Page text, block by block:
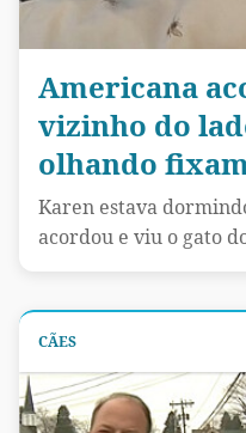
Americana
vizinho do
olhando
Karen estava
acordou e viu o gato
CÃES